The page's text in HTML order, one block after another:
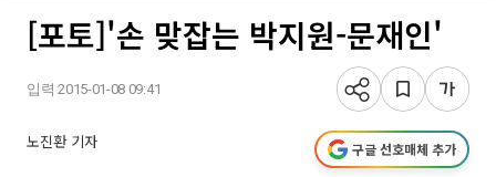
[포토]'손 맞잡는 박지원-문재인'
입력 2015-01-08 09:41
노진환 기자 구글 선호매체 추가